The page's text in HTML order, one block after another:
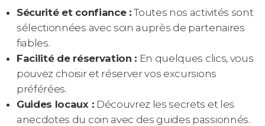
Sécurité et confiance :Toutes nos activités sont
sélectionnées avec soin auprès de partenaires
fiables.
Facilité de réservation : En quelques clics, vous
pouvez choisir et réserver vos excursions
préférées.
Guides locaux : Découvrez les secrets et les
anecdotes du coin avec des guides passionnés.